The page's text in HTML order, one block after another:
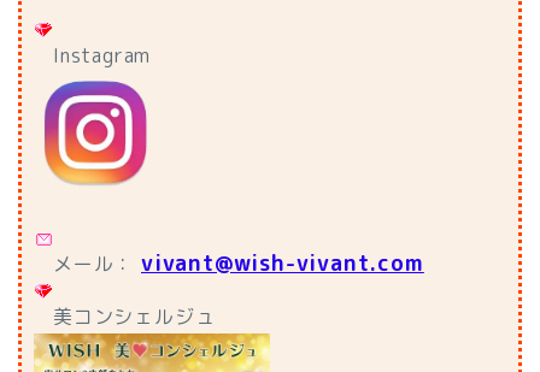
Instagram
メール： vivant@wish-vivant.com
美コンシェルジュ